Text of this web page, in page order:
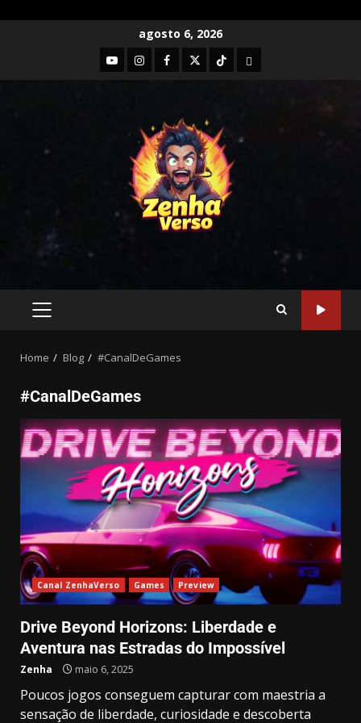
agosto 6, 2026
Home Blog #CanalDeGames
#CanalDeGames
Canal ZenhaVerso Games Preview
Drive Beyond Horizons: Liberdade e
Aventura nas Estradas do Impossível
Zenha maio 6, 2025
Poucos jogos conseguem capturar com maestria a
sensação de liberdade, curiosidade e descoberta
Drive Beyond Horizons: Liberdade
e Aventura nas Estradas do
Impossível